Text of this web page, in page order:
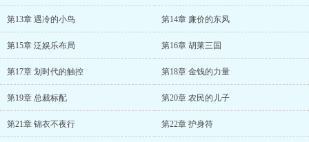
第13章 遇冷的小鸟 第14章 廉价的东风
第15章 泛娱乐布局 第16章 胡莱三国
第17章 划时代的触控 第18章 金钱的力量
第19章 总裁标配 第20章 农民的儿子
第21章 锦衣不夜行 第22章 护身符